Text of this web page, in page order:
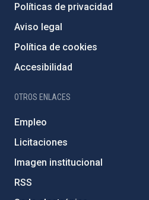
Políticas de privacidad
Aviso legal
Política de cookies
Accesibilidad
OTROS ENLACES
Empleo
Licitaciones
Imagen institucional
RSS